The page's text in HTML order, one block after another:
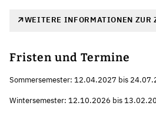
WEITERE INFORMATIONEN ZUR
Fristen und Termine
Sommersemester: 12.04.2027 bis
Wintersemester: 12.10.2026 bis